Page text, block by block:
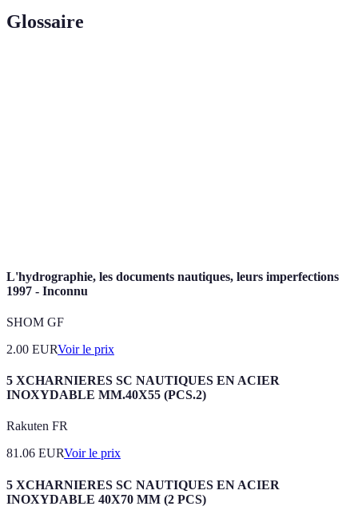
Glossaire
L'hydrographie, les documents nautiques, leurs imperfections
1997 - Inconnu
SHOM GF
2.00 EURVoir le prix
5 XCHARNIERES SC NAUTIQUES EN ACIER
INOXYDABLE MM.40X55 (PCS.2)
Rakuten FR
81.06 EURVoir le prix
5 XCHARNIERES SC NAUTIQUES EN ACIER
INOXYDABLE 40X70 MM (2 PCS)